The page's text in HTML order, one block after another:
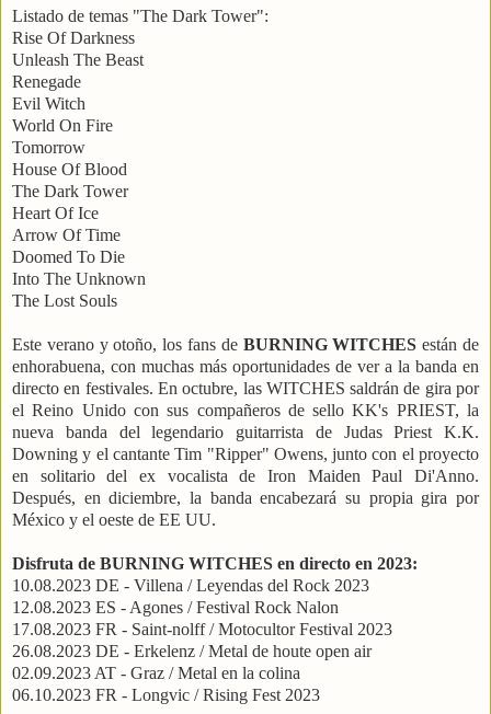
Listado de temas "The Dark Tower":
Rise Of Darkness
Unleash The Beast
Renegade
Evil Witch
World On Fire
Tomorrow
House Of Blood
The Dark Tower
Heart Of Ice
Arrow Of Time
Doomed To Die
Into The Unknown
The Lost Souls
Este verano y otoño, los fans de BURNING WITCHES están de
enhorabuena, con muchas más oportunidades de ver a la banda en
directo en festivales. En octubre, las WITCHES saldrán de gira por
el Reino Unido con sus compañeros de sello KK's PRIEST, la
nueva banda del legendario guitarrista de Judas Priest K.K.
Downing y el cantante Tim "Ripper" Owens, junto con el proyecto
en solitario del ex vocalista de Iron Maiden Paul Di'Anno.
Después, en diciembre, la banda encabezará su propia gira por
México y el oeste de EE UU.
Disfruta de BURNING WITCHES en directo en 2023:
10.08.2023 DE - Villena / Leyendas del Rock 2023
12.08.2023 ES - Agones / Festival Rock Nalon
17.08.2023 FR - Saint-nolff / Motocultor Festival 2023
26.08.2023 DE - Erkelenz / Metal de houte open air
02.09.2023 AT - Graz / Metal en la colina
06.10.2023 FR - Longvic / Rising Fest 2023